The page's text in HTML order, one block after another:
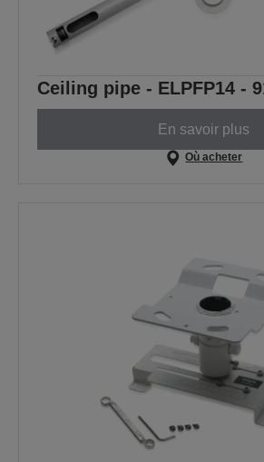
Ceiling pipe - ELPFP14 -
En savoir plus
Où acheter